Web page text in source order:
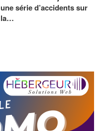
une série d’accidents sur
la…